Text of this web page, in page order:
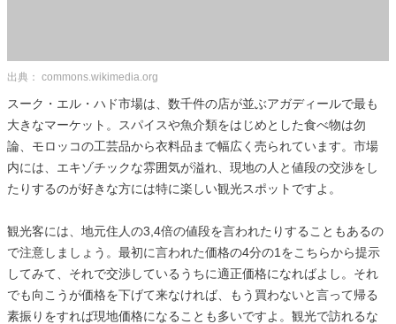
出典： commons.wikimedia.org
スーク・エル・ハド市場は、数千件の店が並ぶアガディールで最も
大きなマーケット。スパイスや魚介類をはじめとした食べ物は勿
論、モロッコの工芸品から衣料品まで幅広く売られています。市場
内には、エキゾチックな雰囲気が溢れ、現地の人と値段の交渉をし
たりするのが好きな方には特に楽しい観光スポットですよ。
観光客には、地元住人の3,4倍の値段を言われたりすることもあるの
で注意しましょう。最初に言われた価格の4分の1をこちらから提示
してみて、それで交渉しているうちに適正価格になればよし。それ
でも向こうが価格を下げて来なければ、もう買わないと言って帰る
素振りをすれば現地価格になることも多いですよ。観光で訪れるな